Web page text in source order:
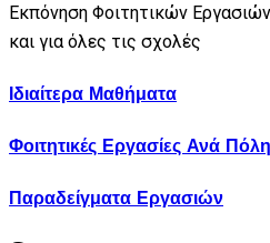
Εκπόνηση Φοιτητικών
και για όλες τις σχολές
Ιδιαίτερα Μαθήματα
Φοιτητικές Εργασίες Ανά Πόλη
Παραδείγματα Εργασιών